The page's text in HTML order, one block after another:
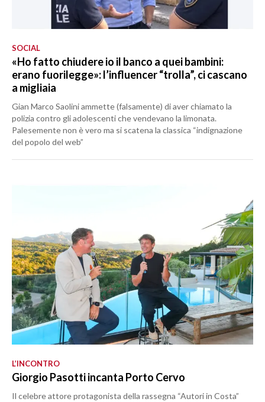
SOCIAL
«Ho fatto chiudere io il banco a quei bambini:
erano fuorilegge»: l’influencer “trolla”, ci cascano
a migliaia
Gian Marco Saolini ammette (falsamente) di aver chiamato la
polizia contro gli adolescenti che vendevano la limonata.
Palesemente non è vero ma si scatena la classica “indignazione
del popolo del web”
L’INCONTRO
Giorgio Pasotti incanta Porto Cervo
Il celebre attore protagonista della rassegna “Autori in Costa”